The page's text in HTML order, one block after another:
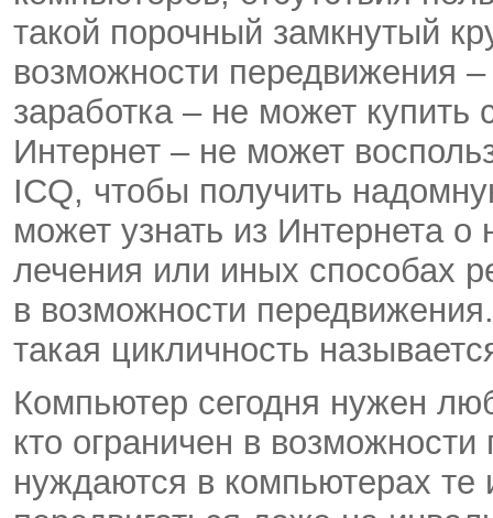
такой порочный замкнутый
возможности передвижения
заработка – не может купить
Интернет – не может
ICQ, чтобы получить
может узнать из Интернета
лечения или иных способах
в возможности
такая цикличность
Компьютер сегодня нужен
кто ограничен в
нуждаются в компьютерах те